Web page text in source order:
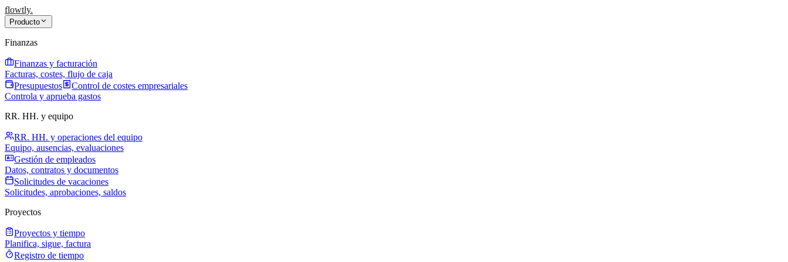
flowtly.
Producto
Finanzas
Finanzas y facturación
Facturas, costes, flujo de caja
Presupuestos
Control de costes empresariales
Controla y aprueba gastos
RR. HH. y equipo
RR. HH. y operaciones del equipo
Equipo, ausencias, evaluaciones
Gestión de empleados
Datos, contratos y documentos
Solicitudes de vacaciones
Solicitudes, aprobaciones, saldos
Proyectos
Proyectos y tiempo
Planifica, sigue, factura
Registro de tiempo